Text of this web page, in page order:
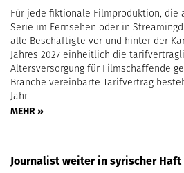
Für jede fiktionale Filmproduktion, die
Serie im Fernsehen oder in
alle Beschäftigte vor und hinter der
Jahres 2027 einheitlich die
Altersversorgung für Filmschaffende
Branche vereinbarte Tarifvertrag
Jahr.
MEHR »
Journalist weiter in syrischer Haft